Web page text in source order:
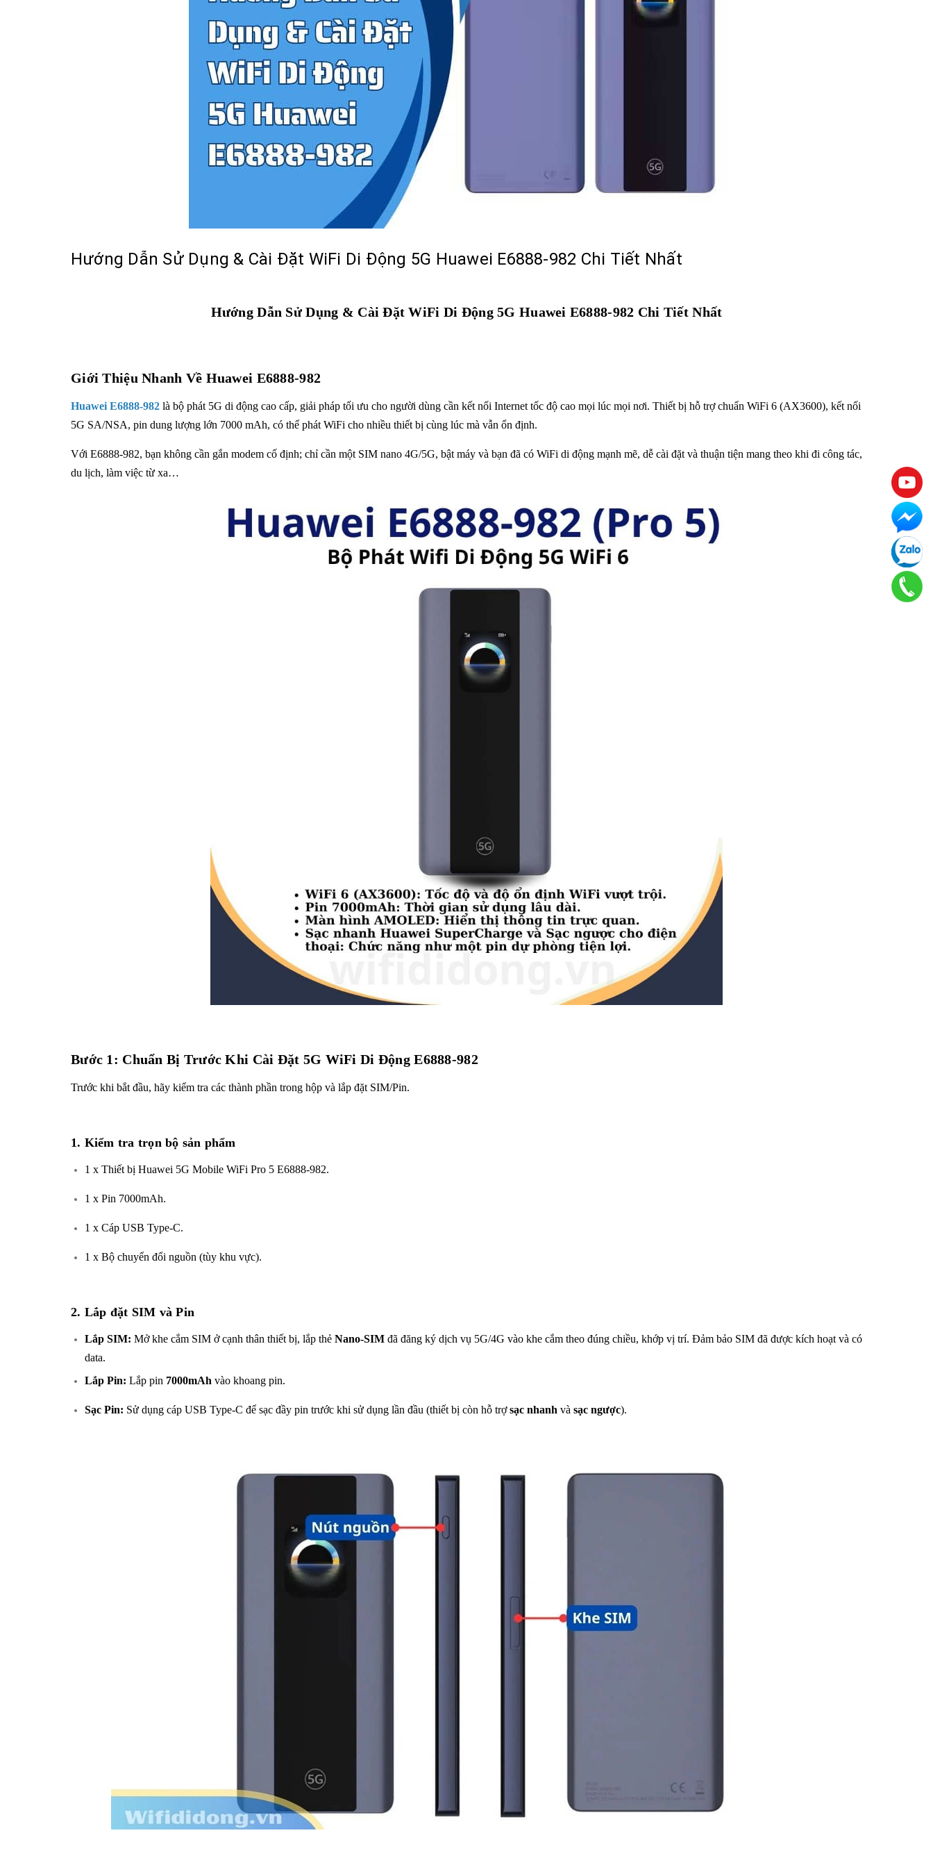
Hướng Dẫn Sử Dụng & Cài Đặt WiFi Di Động 5G Huawei E6888-982 Chi Tiết Nhất
Hướng Dẫn Sử Dụng & Cài Đặt WiFi Di Động 5G Huawei E6888-982 Chi Tiết Nhất
Giới Thiệu Nhanh Về Huawei E6888-982
Huawei E6888-982 là bộ phát 5G di động cao cấp, giải pháp tối ưu cho người dùng cần kết nối Internet tốc độ cao mọi lúc mọi nơi. Thiết bị hỗ trợ chuẩn WiFi 6 (AX3600), kết nối
5G SA/NSA, pin dung lượng lớn 7000 mAh, có thể phát WiFi cho nhiều thiết bị cùng lúc mà vẫn ổn định.
Với E6888-982, bạn không cần gắn modem cố định; chỉ cần một SIM nano 4G/5G, bật máy và bạn đã có WiFi di động mạnh mẽ, dễ cài đặt và thuận tiện mang theo khi đi công tác,
du lịch, làm việc từ xa…
Bước 1: Chuẩn Bị Trước Khi Cài Đặt 5G WiFi Di Động E6888-982
Trước khi bắt đầu, hãy kiểm tra các thành phần trong hộp và lắp đặt SIM/Pin.
1. Kiểm tra trọn bộ sản phẩm
1 x Thiết bị Huawei 5G Mobile WiFi Pro 5 E6888-982.
1 x Pin 7000mAh.
1 x Cáp USB Type-C.
1 x Bộ chuyển đổi nguồn (tùy khu vực).
2. Lắp đặt SIM và Pin
Lắp SIM: Mở khe cắm SIM ở cạnh thân thiết bị, lắp thẻ Nano-SIM đã đăng ký dịch vụ 5G/4G vào khe cắm theo đúng chiều, khớp vị trí. Đảm bảo SIM đã được kích hoạt và có
data.
Lắp Pin: Lắp pin 7000mAh vào khoang pin.
Sạc Pin: Sử dụng cáp USB Type-C để sạc đầy pin trước khi sử dụng lần đầu (thiết bị còn hỗ trợsạc nhanh và sạc ngược).